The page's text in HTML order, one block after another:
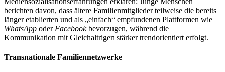
berichten davon, dass ältere Familienmitglieder teilweise die bereits
länger etablierten und als „einfach“ empfundenen Plattformen wie
WhatsApp oder Facebookbevorzugen, während die
Kommunikation mit Gleichaltrigen stärker trendorientiert erfolgt.
Transnationale Familiennetzwerke